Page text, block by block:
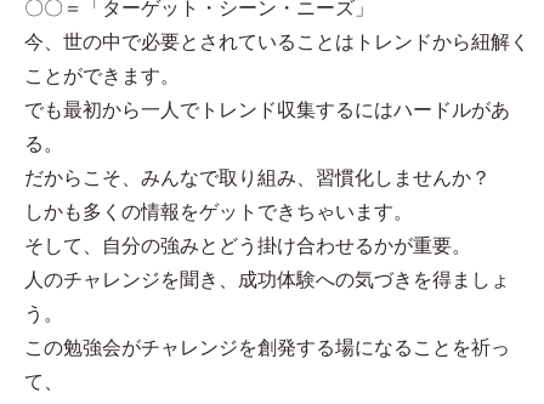
〇〇＝「ターゲット・シーン・ニーズ」
今、世の中で必要とされていることはトレンドから紐解く
ことができます。
でも最初から一人でトレンド収集するにはハードルがあ
る。
だからこそ、みんなで取り組み、習慣化しませんか？
しかも多くの情報をゲットできちゃいます。
そして、自分の強みとどう掛け合わせるかが重要。
人のチャレンジを聞き、成功体験への気づきを得ましょ
う。
この勉強会がチャレンジを創発する場になることを祈っ
て、